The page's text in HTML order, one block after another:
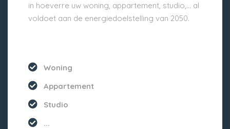
in hoeverre uw woning, appartement, studio,… al
voldoet aan de energiedoelstelling van 2050.
Woning
Appartement
Studio
...